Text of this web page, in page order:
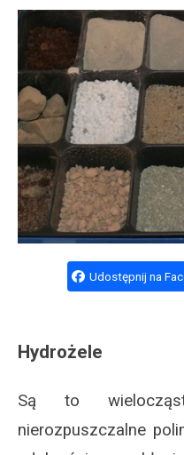
Udostępnij na
Hydrożele
Są to
nierozpuszczalne